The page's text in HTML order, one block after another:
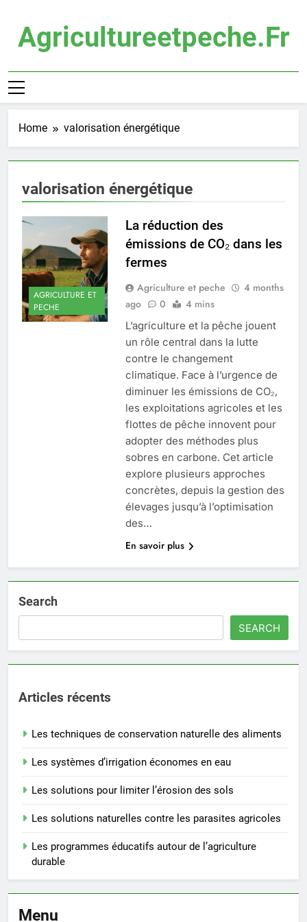
contentAgricultureetpeche.fr
Home valorisation énergétique
valorisation énergétique
AGRICULTURE ET
PECHE
La réduction des
émissions de CO₂ dans les
fermes
Agriculture et peche
4 months
ago
0 4 mins
L’agriculture et la pêche jouent
un rôle central dans la lutte
contre le changement
climatique. Face à l’urgence de
diminuer les émissions de CO₂,
les exploitations agricoles et les
flottes de pêche innovent pour
adopter des méthodes plus
sobres en carbone. Cet article
explore plusieurs approches
concrètes, depuis la gestion des
élevages jusqu’à l’optimisation
des…
En savoir plus
Search
SEARCH
Articles récents
Les techniques de conservation naturelle des aliments
Les systèmes d’irrigation économes en eau
Les solutions pour limiter l’érosion des sols
Les solutions naturelles contre les parasites agricoles
Les programmes éducatifs autour de l’agriculture
durable
Menu